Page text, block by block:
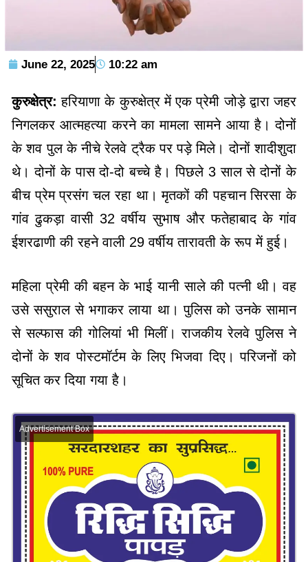
June 22, 2025 10:22 am
कुरुक्षेत्र:हरियाणा के कुरुक्षेत्र में एक प्रेमी जोड़े द्वारा जहर
निगलकर आत्महत्या करने का मामला सामने आया है। दोनों
के शव पुल के नीचे रेलवे ट्रैक पर पड़े मिले। दोनों शादीशुदा
थे। दोनों के पास दो-दो बच्चे है। पिछले 3 साल से दोनों के
बीच प्रेम प्रसंग चल रहा था। मृतकों की पहचान सिरसा के
गांव ढुकड़ा वासी 32 वर्षीय सुभाष और फतेहाबाद के गांव
ईशरढाणी की रहने वाली 29 वर्षीय तारावती के रूप में हुई।
महिला प्रेमी की बहन के भाई यानी साले की पत्नी थी। वह
उसे ससुराल से भगाकर लाया था। पुलिस को उनके सामान
से सल्फास की गोलियां भी मिलीं। राजकीय रेलवे पुलिस ने
दोनों के शव पोस्टमॉर्टम के लिए भिजवा दिए। परिजनों को
सूचित कर दिया गया है।
Advertisement Box